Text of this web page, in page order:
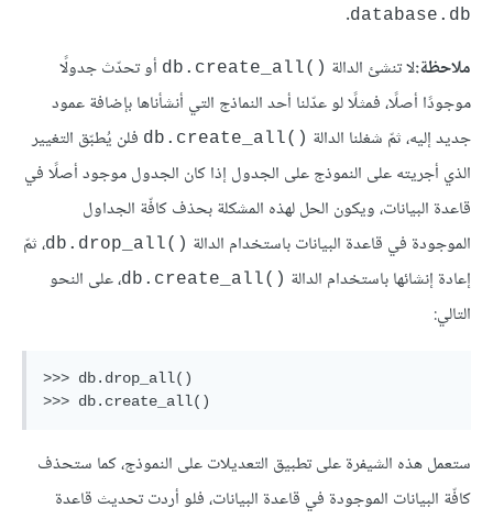
database.db
.
ملاحظة:لا تنشئ الدالة ()db.create_all
أو تحدّث جدولًا
موجودًا أصلًا، فمثلًا لو عدّلنا أحد النماذج التي أنشأناها بإضافة عمود
جديد إليه، ثمّ شغلنا الدالة ()db.create_all
فلن يُطبّق التغيير
الذي أجريته على النموذج على الجدول إذا كان الجدول موجود أصلًا في
قاعدة البيانات، ويكون الحل لهذه المشكلة بحذف كافّة الجداول
الموجودة في قاعدة البيانات باستخدام الدالة ()db.drop_all
، ثمّ
إعادة إنشائها باستخدام الدالة ()db.create_all
، على النحو
التالي:
>>> db.drop_all()
>>> db.create_all()
ستعمل هذه الشيفرة على تطبيق التعديلات على النموذج، كما ستحذف
كافّة البيانات الموجودة في قاعدة البيانات، فلو أردت تحديث قاعدة